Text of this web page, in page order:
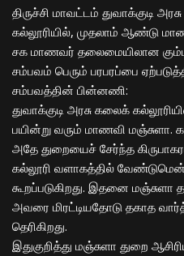
​திருச்சி மாவட்டம் துவாக்குடி
கல்லூரியில், முதலாம் ஆண்டு
சக மாணவர் தலைமையிலான
சம்பவம் பெரும் பரபரப்பை
​சம்பவத்தின் பின்னணி:
​துவாக்குடி அரசு கலைக்
பயின்று வரும் மாணவி மஞ்சுளா.
அதே துறையைச் சேர்ந்த
கல்லூரி வளாகத்தில்
கூறப்படுகிறது. இதனை மஞ்சுளா
அவரை மிரட்டியதோடு தகாத
தெரிகிறது.
​இதுகுறித்து மஞ்சுளா துறை